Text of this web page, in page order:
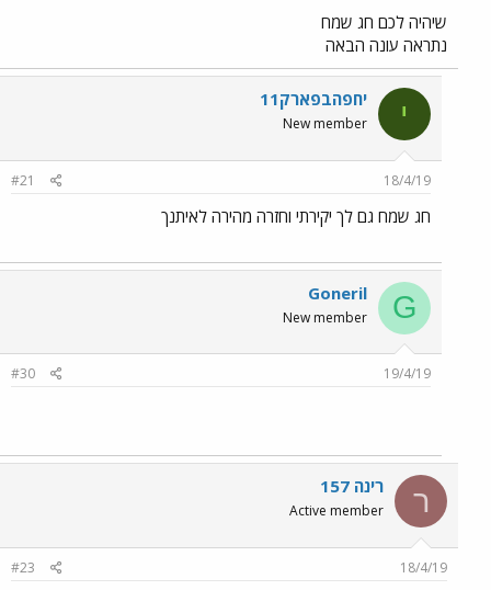
שיהיה לכם חג שמח
נתראה עונה הבאה
י יחפהבפארק11
New member
18/4/19
#21
חג שמח גם לך יקירתי וחזרה מהירה לאיתנך
G
Goneril
New member
19/4/19
#30
ר רינה 157
Active member
18/4/19
#23